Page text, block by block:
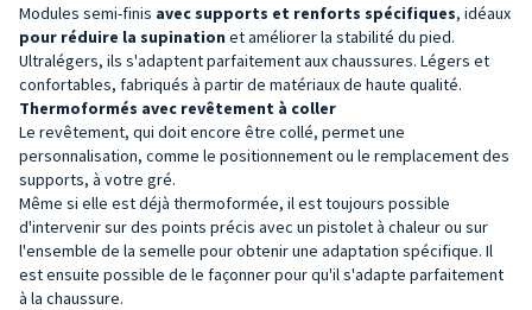
Modules semi-finis avec supports et renforts spécifiques, idéaux
pour réduire la supination et améliorer la stabilité du pied.
Ultralégers, ils s'adaptent parfaitement aux chaussures. Légers et
confortables, fabriqués à partir de matériaux de haute qualité.
Thermoformés avec revêtement à coller
Le revêtement, qui doit encore être collé, permet une
personnalisation, comme le positionnement ou le remplacement des
supports, à votre gré.
Même si elle est déjà thermoformée, il est toujours possible
d'intervenir sur des points précis avec un pistolet à chaleur ou sur
l'ensemble de la semelle pour obtenir une adaptation spécifique. Il
est ensuite possible de le façonner pour qu'il s'adapte parfaitement
à la chaussure.